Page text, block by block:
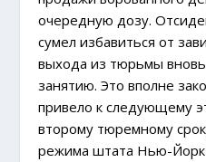
очередную дозу.
сумел избавиться от
выхода из тюрьмы
занятию. Это вполне
привело к следующему
второму тюремному
режима штата Нью-